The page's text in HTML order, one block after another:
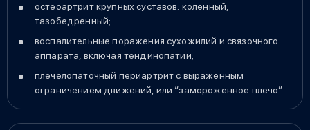
остеоартрит крупных суставов: коленный,
тазобедренный;
воспалительные поражения сухожилий и связочного
аппарата, включая тендинопатии;
плечелопаточный периартрит с выраженным
ограничением движений, или “замороженное плечо”.